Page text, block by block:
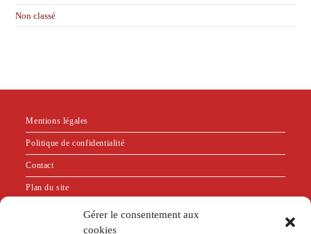
Gérer le consentement aux
cookies
Non classé
Mentions légales
Politique de confidentialité
Contact
Plan du site
"Bien que n'exerçant plus la psychothérapie relationnelle,